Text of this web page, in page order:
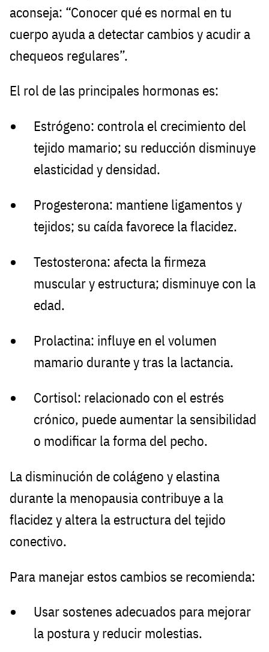
aconseja: “Conocer qué es normal en tu
cuerpo ayuda a detectar cambios y acudir a
chequeos regulares”.
El rol de las principales hormonas es:
Estrógeno: controla el crecimiento del
tejido mamario; su reducción disminuye
elasticidad y densidad.
Progesterona: mantiene ligamentos y
tejidos; su caída favorece la flacidez.
Testosterona: afecta la firmeza
muscular y estructura; disminuye con la
edad.
Prolactina: influye en el volumen
mamario durante y tras la lactancia.
Cortisol: relacionado con el estrés
crónico, puede aumentar la sensibilidad
o modificar la forma del pecho.
La disminución de colágeno y elastina
durante la menopausia contribuye a la
flacidez y altera la estructura del tejido
conectivo.
Para manejar estos cambios se recomienda:
Usar sostenes adecuados para mejorar
la postura y reducir molestias.